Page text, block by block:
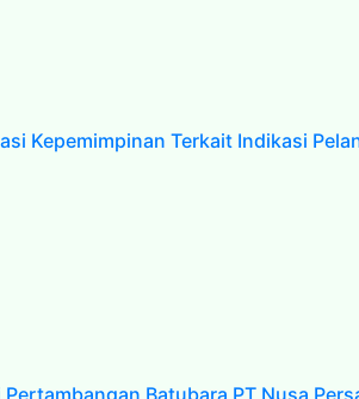
Kepemimpinan Terkait Indikasi
Batubara PT Nusa